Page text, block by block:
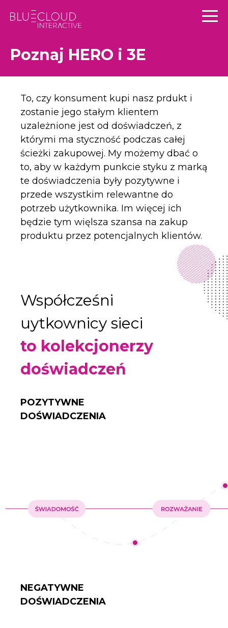
Poznaj HERO i 3E
To, czy konsument kupi nasz prdukt i
zostanie jego stałym klientem
uzależnione jest od doświadczeń, z
którymi ma styczność podczas całej
ścieżki zakupowej. My możemy dbać o
to, aby w każdym punkcie styku z marką
te doświadczenia były pozytywne i
przede wszystkim relewantne do
potrzeb użytkownika. Im więcej ich
będzie tym więlsza szansa na zakup
produktu przez potencjalnych klientów.
Współcześni
uytkownicy sieci
to kolekcjonerzy
doświadczeń
POZYTYWNE
DOŚWIADCZENIA
NEGATYWNE
DOŚWIADCZENIA